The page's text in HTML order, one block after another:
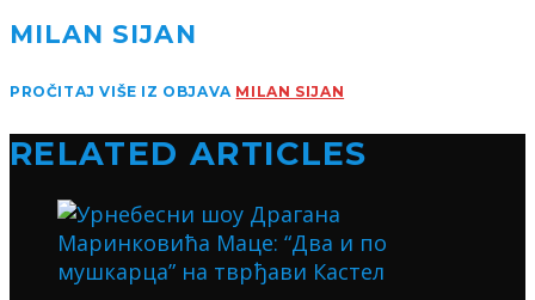
MILAN SIJAN
PROČITAJ VIŠE IZ OBJAVA MILAN SIJAN
RELATED ARTICLES